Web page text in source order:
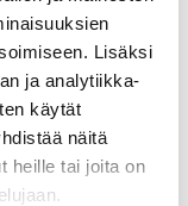
Lisäksi
ja analytiikka-
käytät
näitä
heille tai joita on
kotona
ja